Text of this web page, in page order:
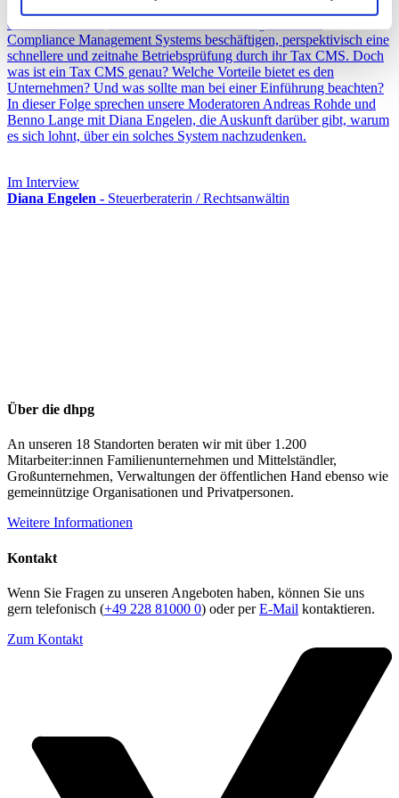
der Unternehmen, die sich mit der Einführung eines Tax
Compliance Management Systems beschäftigen, perspektivisch eine
schnellere und zeitnahe Betriebsprüfung durch ihr Tax CMS. Doch
was ist ein Tax CMS genau? Welche Vorteile bietet es den
Unternehmen? Und was sollte man bei einer Einführung beachten?
In dieser Folge sprechen unsere Moderatoren Andreas Rohde und
Benno Lange mit Diana Engelen, die Auskunft darüber gibt, warum
es sich lohnt, über ein solches System nachzudenken.
Im Interview
Diana Engelen - Steuerberaterin / Rechtsanwältin
Über die dhpg
An unseren 18 Standorten beraten wir mit über 1.200
Mitarbeiter:innen Familienunternehmen und Mittelständler,
Großunternehmen, Verwaltungen der öffentlichen Hand ebenso wie
gemeinnützige Organisationen und Privatpersonen.
Weitere Informationen
Kontakt
Wenn Sie Fragen zu unseren Angeboten haben, können Sie uns
gern telefonisch (+49 228 81000 0) oder perE-Mail kontaktieren.
Zum Kontakt